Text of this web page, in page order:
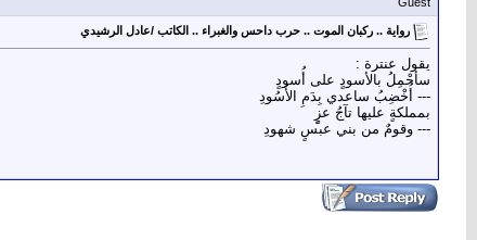
رواية .. ركبان الموت .. حرب داحس والغبراء .. الكاتب /عادل الرشيدي
يقول عنترة :
سأَحْمِلُ بالأسودٍ على أُسودٍ
--- أُخْضِبُ ساعدي بِدَمِ الأُسُودِ
بمملكةٍ عليها تآجُ عزٍٍ
--- وقومٌ من بني عبسٍ شهودِ